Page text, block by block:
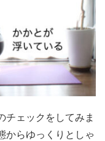
チェックをしてみま
からゆっくりとしゃ